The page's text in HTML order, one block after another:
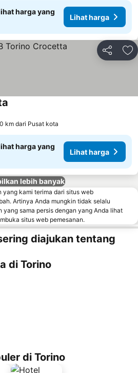
harga yang
Lihat harga
Bagikan
km dari Pusat kota
harga yang
Lihat harga
lebih banyak
yang kami terima dari situs web
Artinya Anda mungkin tidak selalu
yang sama persis dengan yang Anda lihat
situs web pemesanan.
diajukan tentang
di Torino
di Torino